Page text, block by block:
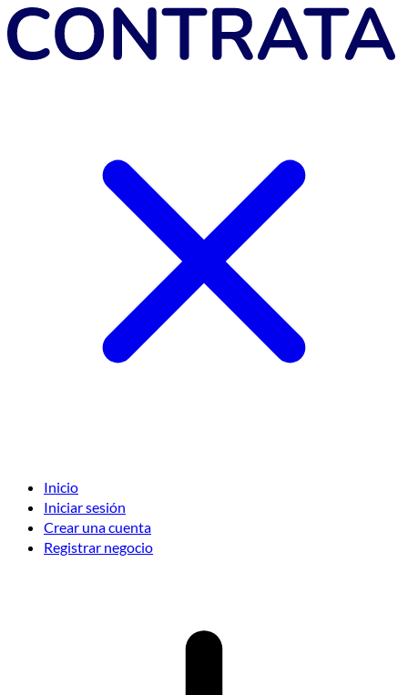
Inicio
Iniciar sesión
Crear una cuenta
Registrar negocio